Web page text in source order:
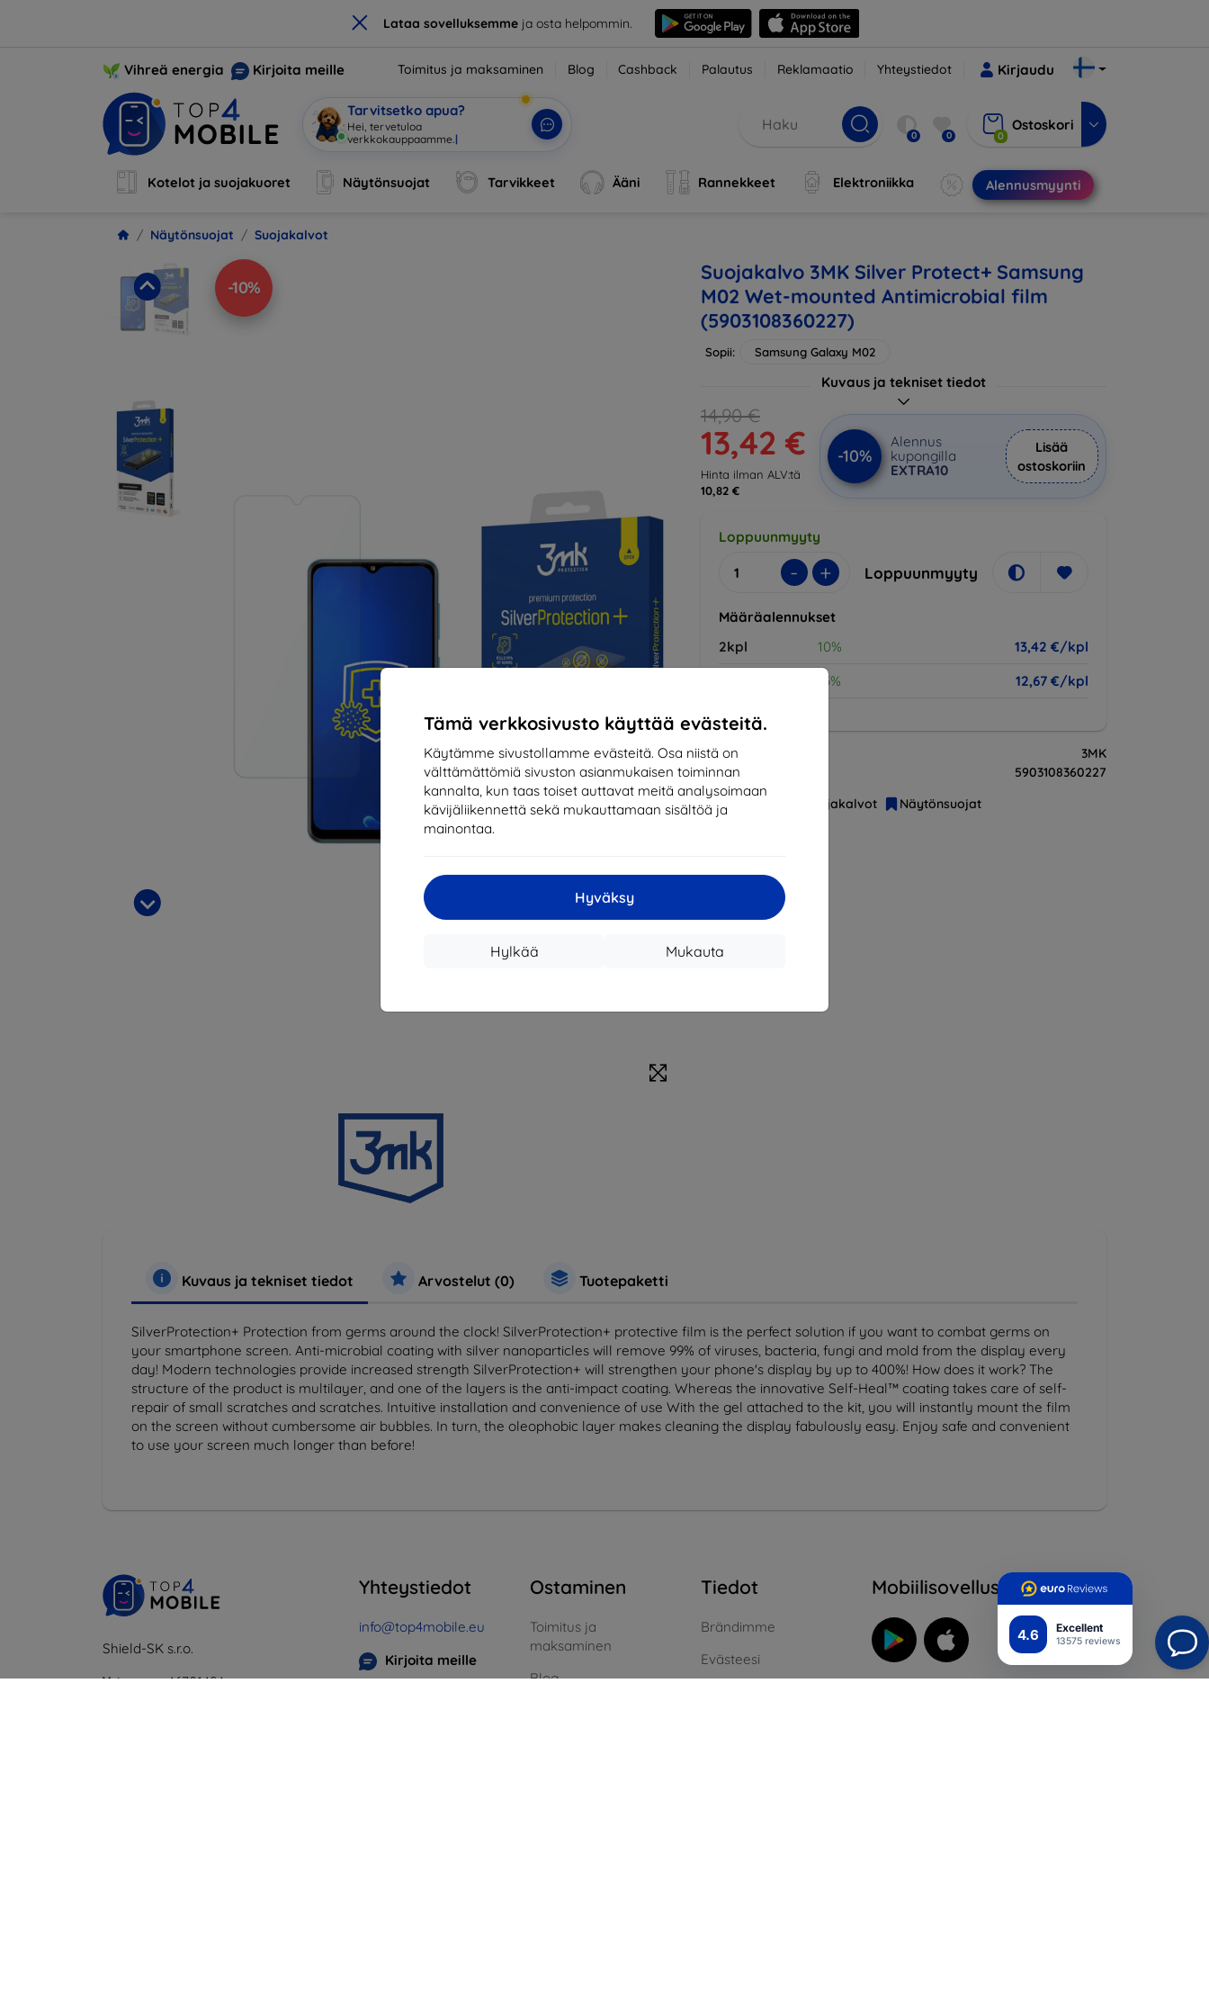
× Lataa sovelluksemmeja osta helpommin.
4.6 Excellent
13575 reviews
Tämä verkkosivusto käyttää evästeitä.
Käytämme sivustollamme evästeitä. Osa niistä on
välttämättömiä sivuston asianmukaisen toiminnan
kannalta, kun taas toiset auttavat meitä analysoimaan
kävijäliikennettä sekä mukauttamaan sisältöä ja
mainontaa.
Hyväksy
Mukauta
Hylkää
Vihreä energia Kirjoita meille Toimitus ja maksaminen Blog Cashback Palautus Reklamaatio Yhteystiedot Kirjaudu
Tarvitsetko apua?
Hei, tervetuloa
verkkokauppaamme. | 0 0 0
Ostoskori
Kotelot ja suojakuoret Näytönsuojat Tarvikkeet Ääni Rannekkeet Elektroniikka Alennusmyynti
Näytönsuojat Suojakalvot
-10%
Suojakalvo 3MK Silver Protect+ Samsung
M02 Wet-mounted Antimicrobial film
(5903108360227)
Sopii: Samsung Galaxy M02
Kuvaus ja tekniset tiedot
14,90 €
13,42 €
Hinta ilman ALV:tä
10,82 €
-10%
Alennus
kupongilla
EXTRA10
Lisää
ostoskoriin
Loppuunmyyty
- + Loppuunmyyty
Määräalennukset
2kpl
10%
13,42 €/kpl
15% 12,67 €/kpl
Valmistaja
3MK
EAN
5903108360227
Tarvikkeet
Suojakalvot Näytönsuojat
Kuvaus ja tekniset tiedot Arvostelut (0) Tuotepaketti
SilverProtection+ Protection from germs around the clock! SilverProtection+ protective film is the perfect solution if you want to combat germs on
your smartphone screen. Anti-microbial coating with silver nanoparticles will remove 99% of viruses, bacteria, fungi and mold from the display every
day! Modern technologies provide increased strength SilverProtection+ will strengthen your phone's display by up to 400%! How does it work? The
structure of the product is multilayer, and one of the layers is the anti-impact coating. Whereas the innovative Self-Heal™ coating takes care of self-
repair of small scratches and scratches. Intuitive installation and convenience of use With the gel attached to the kit, you will instantly mount the film
on the screen without cumbersome air bubbles. In turn, the oleophobic layer makes cleaning the display fabulously easy. Enjoy safe and convenient
to use your screen much longer than before!
Shield-SK s.r.o.
Y-tunnus:46701494
Yhteystiedot
info@top4mobile.eu
Kirjoita meille
Ostaminen
Toimitus ja
maksaminen
Blog
Tiedot
Brändimme
Evästeesi
Mobiilisovellus